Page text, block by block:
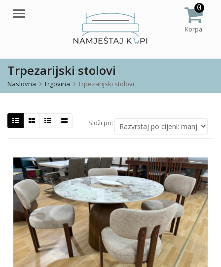
Meni
0
Korpa
Trpezarijski stolovi
Naslovna Trgovina Trpezarijski stolovi
Složi po: